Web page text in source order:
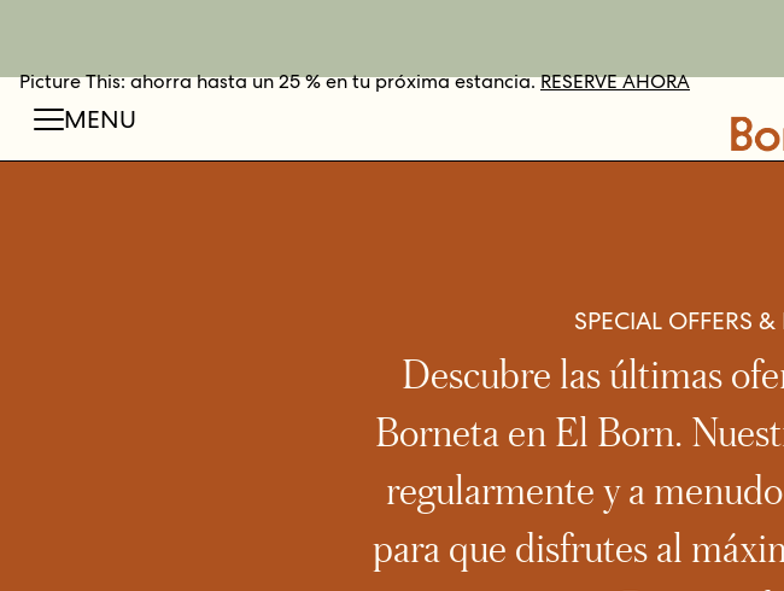
Picture This: ahorra hasta un 25 % en tu próxima estancia.RESERVE AHORAMÁS
COMPRAR
RESERVE AHORA
MENU
SPECIAL OFFERS
Descubre las últimas
Borneta en El Born.
regularmente y a
para que disfrutes al